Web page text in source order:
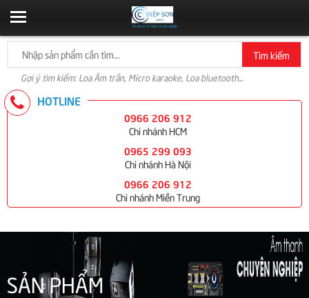
Tìm kiếm
Gợi ý tìm kiếm: Loa Âm trần, Micro karaoke, Loa bluetooth...
HOTLINE
0966 206 912
Chi nhánh HCM
0965 299 093
Chi nhánh Hà Nội
0966 206 912
Chi nhánh Miền Trung
SẢN PHẨM